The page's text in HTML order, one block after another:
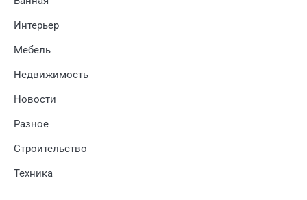
Интерьер
Мебель
Недвижимость
Новости
Разное
Строительство
Техника